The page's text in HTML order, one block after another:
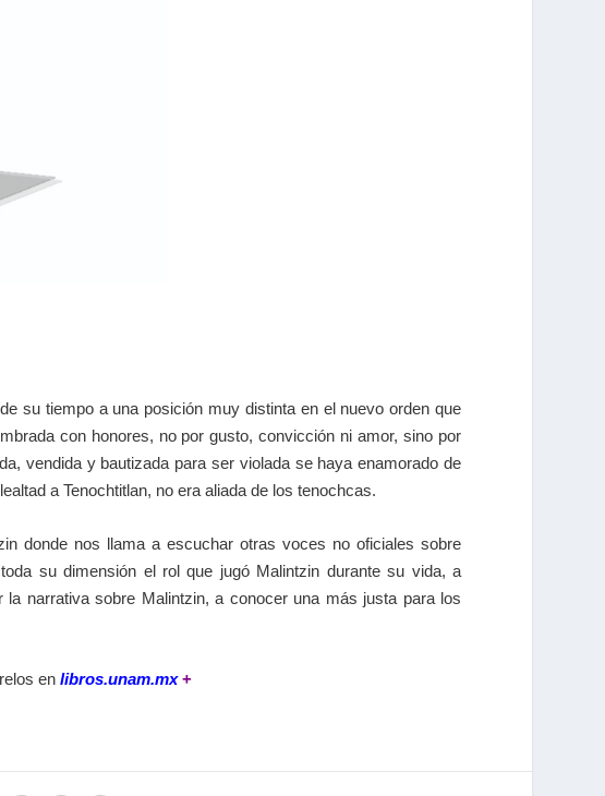
su tiempo a una posición muy distinta en el nuevo orden que
con honores, no por gusto, convicción ni amor, sino por
vendida y bautizada para ser violada se haya enamorado de
a Tenochtitlan, no era aliada de los tenochcas.
donde nos llama a escuchar otras voces no oficiales sobre
su dimensión el rol que jugó Malintzin durante su vida, a
narrativa sobre Malintzin, a conocer una más justa para los
en libros.unam.mx +